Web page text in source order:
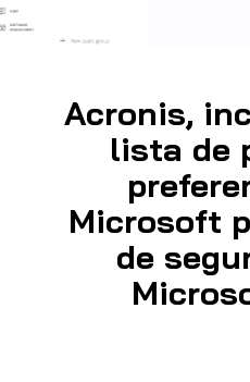
Acronis,
lista de
Microsoft
de